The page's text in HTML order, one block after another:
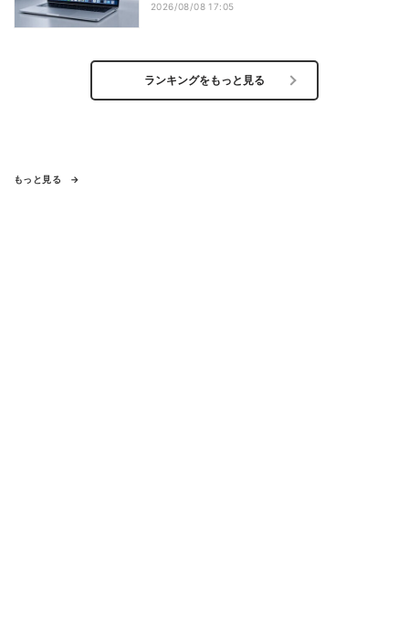
2026/08/08 17:05
ランキングをもっと見る
もっと見る